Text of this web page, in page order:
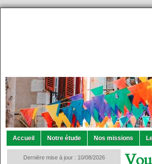
Accueil Notre étude Nos missions
Dernière mise à jour : 10/08/2026